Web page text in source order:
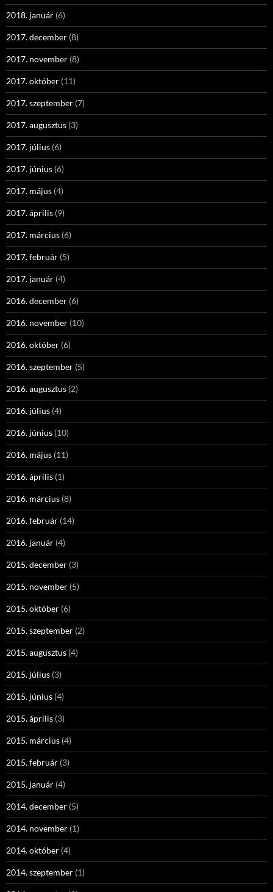
2018. január (6)
2017. december (8)
2017. november (8)
2017. október (11)
2017. szeptember (7)
2017. augusztus (3)
2017. július (6)
2017. június (6)
2017. május (4)
2017. április (9)
2017. március (6)
2017. február (5)
2017. január (4)
2016. december (6)
2016. november (10)
2016. október (6)
2016. szeptember (5)
2016. augusztus (2)
2016. július (4)
2016. június (10)
2016. május (11)
2016. április (1)
2016. március (8)
2016. február (14)
2016. január (4)
2015. december (3)
2015. november (5)
2015. október (6)
2015. szeptember (2)
2015. augusztus (4)
2015. július (3)
2015. június (4)
2015. április (3)
2015. március (4)
2015. február (3)
2015. január (4)
2014. december (5)
2014. november (1)
2014. október (4)
2014. szeptember (1)